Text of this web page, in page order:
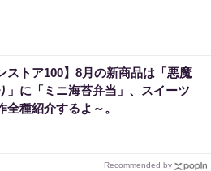
ストア100】8月の新商品は「悪魔
」に「ミニ海苔弁当」、スイーツ
全種紹介するよ～。
Recommended by